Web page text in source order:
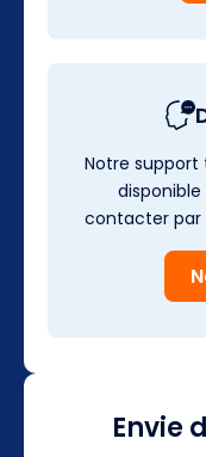
Notre
disponible
contacter par
Envie